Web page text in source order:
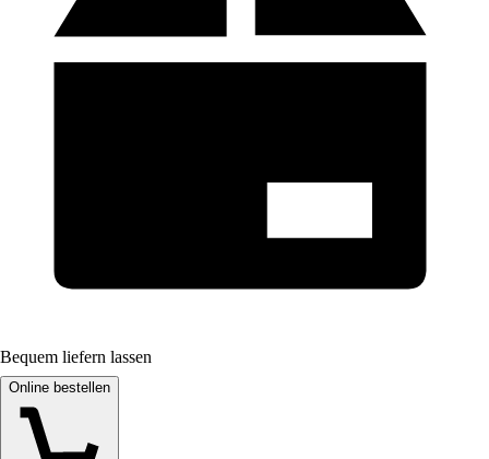
Bequem liefern lassen
Online bestellen